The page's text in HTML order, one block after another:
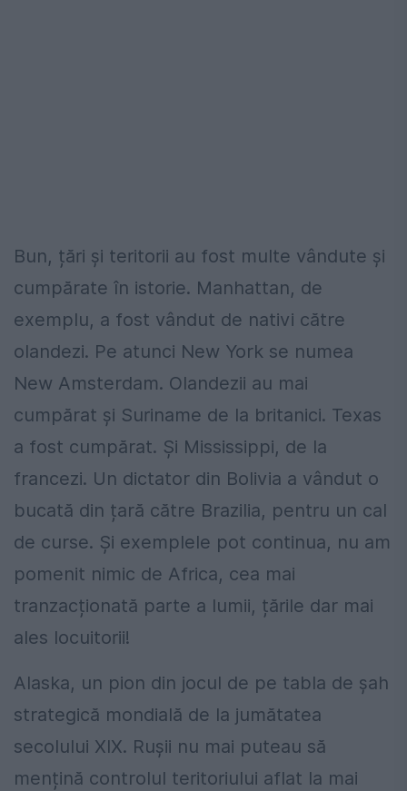
Bun, țări și teritorii au fost multe vândute și
cumpărate în istorie. Manhattan, de
exemplu, a fost vândut de nativi către
olandezi. Pe atunci New York se numea
New Amsterdam. Olandezii au mai
cumpărat și Suriname de la britanici. Texas
a fost cumpărat. Și Mississippi, de la
francezi. Un dictator din Bolivia a vândut o
bucată din țară către Brazilia, pentru un cal
de curse. Și exemplele pot continua, nu am
pomenit nimic de Africa, cea mai
tranzacționată parte a lumii, țările dar mai
ales locuitorii!
Alaska, un pion din jocul de pe tabla de șah
strategică mondială de la jumătatea
secolului XIX. Rușii nu mai puteau să
mențină controlul teritoriului aflat la mai